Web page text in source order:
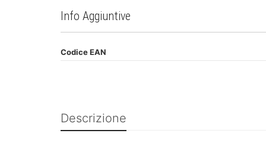
Info Aggiuntive
Codice EAN
Descrizione